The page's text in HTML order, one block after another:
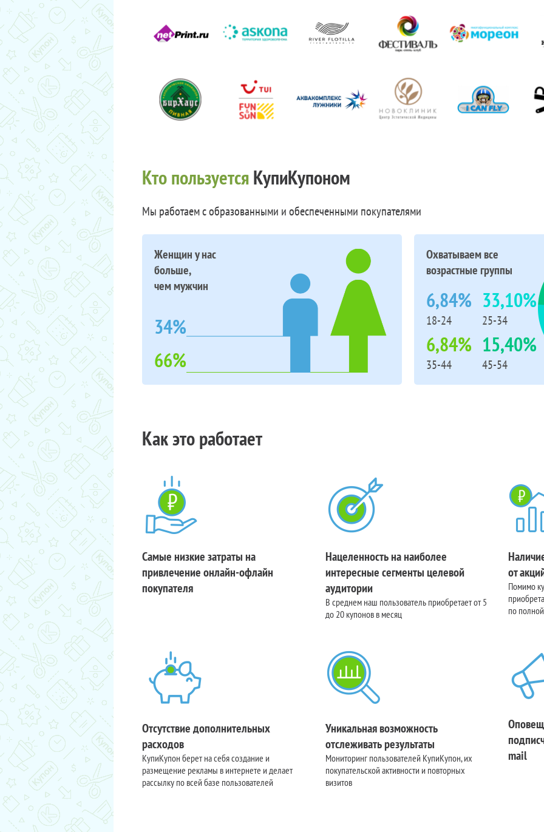
Кто пользуетсяКупиКупоном
Мы работаем с образованными и обеспеченными покупателями
Женщин у нас
больше,
чем мужчин
34%
66%
Охватываем все
возрастные группы
6,84%
18-24
33,10%
25-34
6,84%
35-44
15,40%
45-54
Как это работает
Самые низкие затраты на
привлечение онлайн-офлайн
покупателя
Нацеленность на наиболее
интересные сегменты целевой
аудитории
В среднем наш пользователь приобретает от 5
до 20 купонов в месяц
от
Помимо
по
Отсутствие дополнительных
расходов
КупиКупон берет на себя создание и
размещение рекламы в интернете и делает
рассылку по всей базе пользователей
Уникальная возможность
отслеживать результаты
Мониторинг пользователей КупиКупон, их
покупательской активности и повторных
визитов
mail